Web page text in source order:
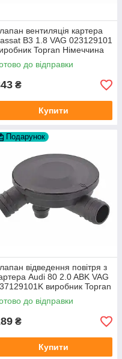
вентиляція картера
B3 1.8 VAG 023129101
Topran Німеччина
до відправки
₴
Купити
Подарунок
відведення повітря з
Audi 80 2.0 ABK VAG
виробник Topran
до відправки
₴
Купити